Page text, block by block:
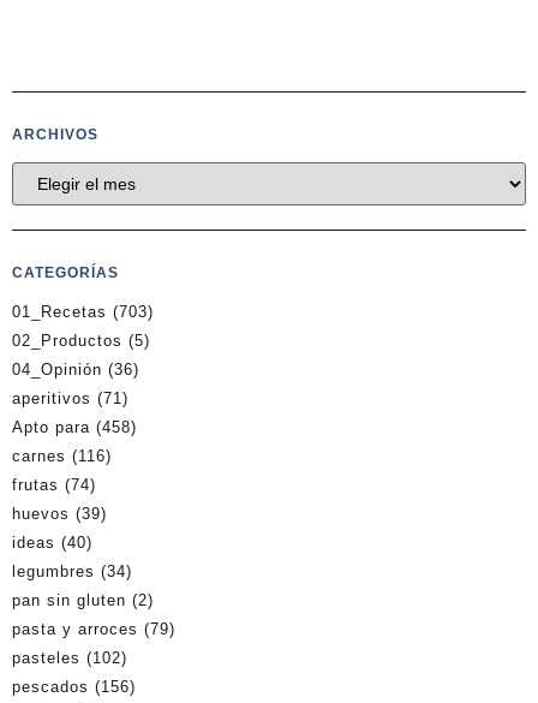
ARCHIVOS
CATEGORÍAS
01_Recetas (703)
02_Productos (5)
04_Opinión (36)
aperitivos (71)
Apto para (458)
carnes (116)
frutas (74)
huevos (39)
ideas (40)
legumbres (34)
pan sin gluten (2)
pasta y arroces (79)
pasteles (102)
pescados (156)